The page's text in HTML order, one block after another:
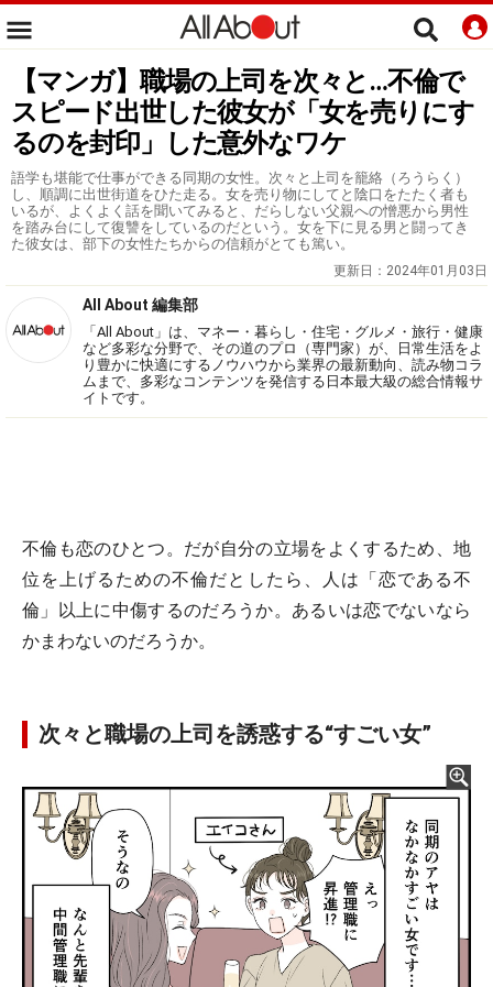
【マンガ】職場の上司を次々と…不倫で
スピード出世した彼女が「女を売りにす
るのを封印」した意外なワケ
語学も堪能で仕事ができる同期の女性。次々と上司を籠絡（ろうらく）
し、順調に出世街道をひた走る。女を売り物にしてと陰口をたたく者も
いるが、よくよく話を聞いてみると、だらしない父親への憎悪から男性
を踏み台にして復讐をしているのだという。女を下に見る男と闘ってき
た彼女は、部下の女性たちからの信頼がとても篤い。
更新日： 2024年01月03日
All About 編集部
「All About」は、マネー・暮らし・住宅・グルメ・旅行・健康
など多彩な分野で、その道のプロ（専門家）が、日常生活をよ
り豊かに快適にするノウハウから業界の最新動向、読み物コラ
ムまで、多彩なコンテンツを発信する日本最大級の総合情報サ
イトです。
不倫も恋のひとつ。だが自分の立場をよくするため、地
位を上げるための不倫だとしたら、人は「恋である不
倫」以上に中傷するのだろうか。あるいは恋でないなら
かまわないのだろうか。
次々と職場の上司を誘惑する“すごい女”